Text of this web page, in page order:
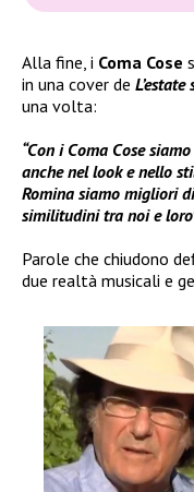
Alla fine, i Coma Cose
in una cover de
una volta:
“Con i Coma Cose
anche nel look e nello
Romina siamo migliori
similitudini tra noi e
Parole che chiudono
due realtà musicali e